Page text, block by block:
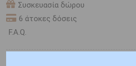
Συσκευασία δώρου
6 άτοκες δόσεις
F.A.Q.